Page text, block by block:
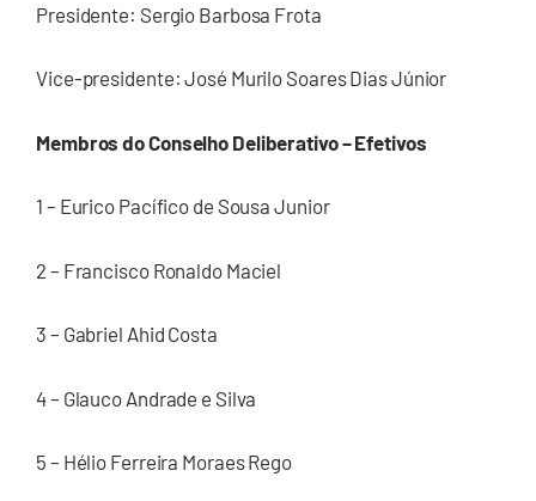
Presidente: Sergio Barbosa Frota
Vice-presidente: José Murilo Soares Dias Júnior
Membros do Conselho Deliberativo – Efetivos
1 – Eurico Pacífico de Sousa Junior
2 – Francisco Ronaldo Maciel
3 – Gabriel Ahid Costa
4 – Glauco Andrade e Silva
5 – Hélio Ferreira Moraes Rego